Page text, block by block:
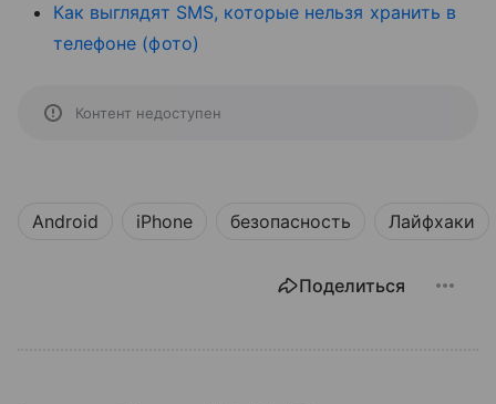
Как выглядят SMS, которые нельзя хранить в
телефоне (фото)
Контент недоступен
Android iPhone безопасность Лайфхаки
Поделиться